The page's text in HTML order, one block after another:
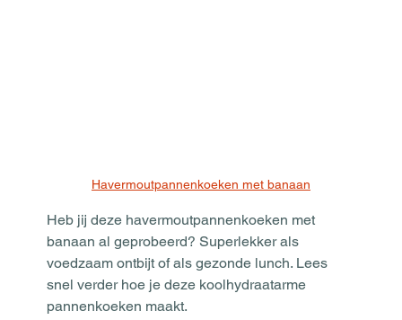
Havermoutpannenkoeken met banaan
Heb jij deze havermoutpannenkoeken met
banaan al geprobeerd? Superlekker als
voedzaam ontbijt of als gezonde lunch. Lees
snel verder hoe je deze koolhydraatarme
pannenkoeken maakt.